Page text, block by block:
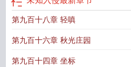
知kk
入侵速读谷未知入侵笔趣阁最新 进
阅读 未知入侵无防盗未知入侵笔趣阁
窗未知 crush未知攻击检测方法 进
第九百十八章 轻嗔
第九百十六章 秋光庄园
第九百十四章 坐标